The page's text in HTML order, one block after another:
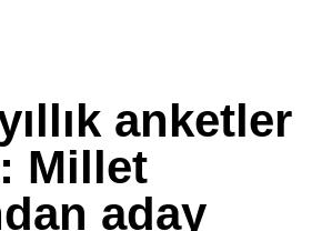
anketler
Millet
aday